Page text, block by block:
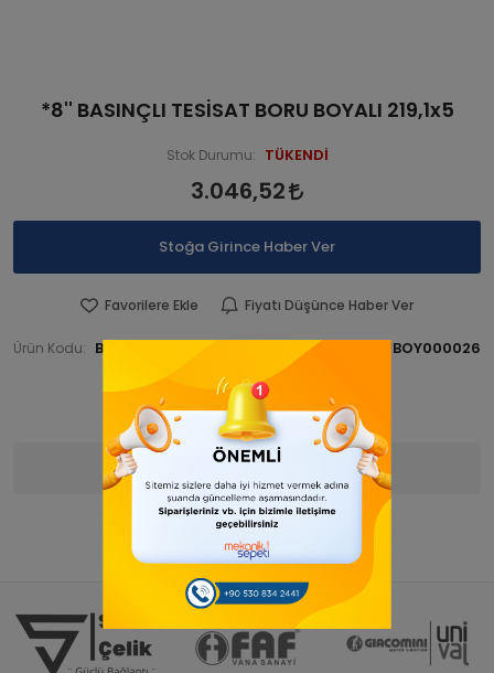
*8'' BASINÇLI TESİSAT BORU BOYALI 219,1x5
Stok Durumu: TÜKENDİ
3.046,52
Stoğa Girince Haber Ver
Favorilere Ekle Fiyatı Düşünce Haber Ver
Ürün Kodu: BORBORBOY 000026 Barkod: BORBORBOY000026
İade Bilgisi:
(0)